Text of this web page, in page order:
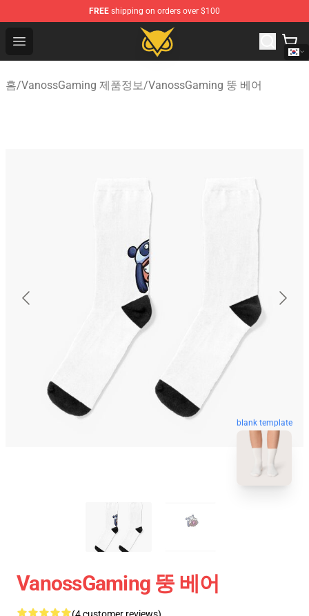
FREE shipping on orders over $100
Open menu
Vanossgaming Store - Official Vanossgaming
홈/VanossGaming 제품정보/VanossGaming 뚱 베어
blank template
VanossGaming 뚱 베어